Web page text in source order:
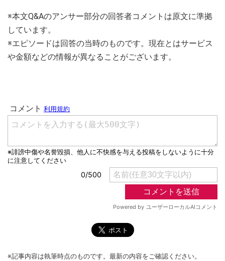
※本文Q&Aのアンサー部分の回答者コメントは原文に準拠
しています。
※エピソードは回答の当時のものです。現在とはサービス
や金額などの情報が異なることがございます。
※記事内容は執筆時点のものです。最新の内容をご確認ください。